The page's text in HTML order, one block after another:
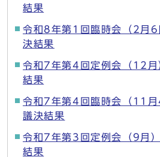
結果
令和8年第1回臨時会（2月
決結果
令和7年第4回定例会（12
結果
令和7年第4回臨時会（11
議決結果
令和7年第3回定例会（9月
結果